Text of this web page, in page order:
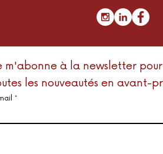
m'abonne à la newsletter
les nouveautés en avant-